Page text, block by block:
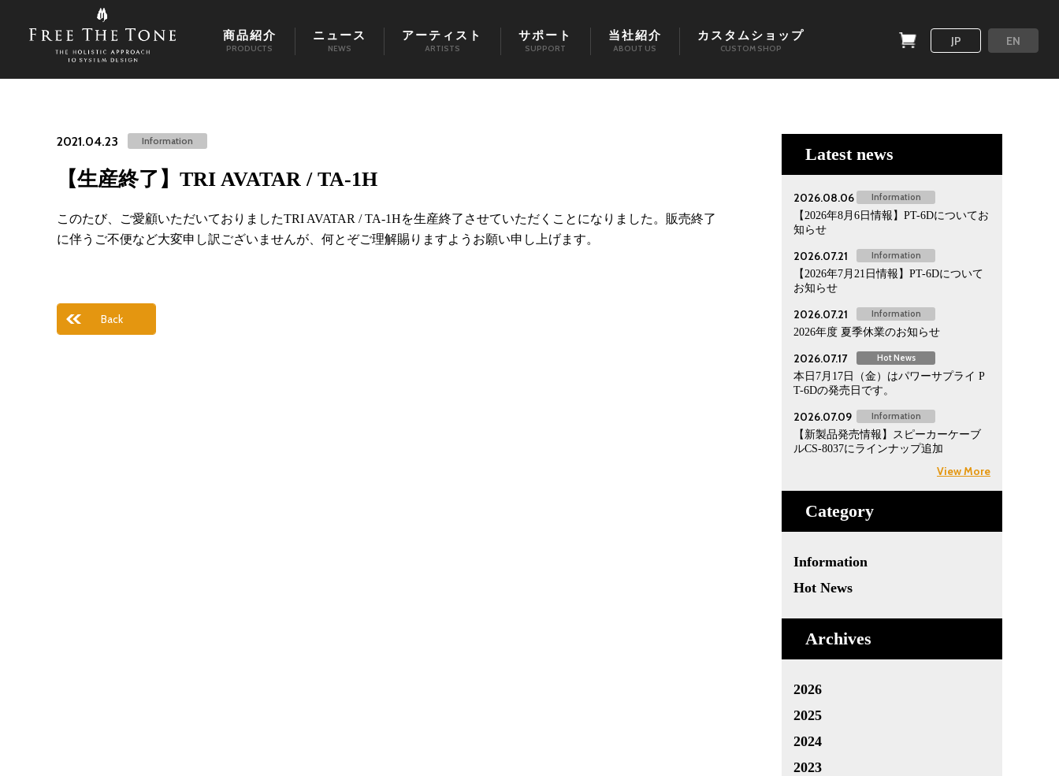
商品紹介
PRODUCTS
ニュース
NEWS
アーティスト
ARTISTS
サポート
SUPPORT
当社紹介
ABOUT US
カスタムショップ
CUSTOM SHOP
JP EN
2021.04.23 Information
【生産終了】TRI AVATAR / TA-1H
このたび、ご愛顧いただいておりましたTRI AVATAR / TA-1Hを生産終了させていただくことになりました。販売終了
に伴うご不便など大変申し訳ございませんが、何とぞご理解賜りますようお願い申し上げます。
Back
Latest news
2026.08.06 Information
【2026年8月6日情報】PT-6Dについてお
知らせ
2026.07.21 Information
【2026年7月21日情報】PT-6Dについて
お知らせ
2026.07.21 Information
2026年度 夏季休業のお知らせ
2026.07.17 Hot News
本日7月17日（金）はパワーサプライ P
T-6Dの発売日です。
2026.07.09 Information
【新製品発売情報】スピーカーケーブ
ルCS-8037にラインナップ追加
View More
Category
Information
Hot News
Archives
2026
2025
2024
2023